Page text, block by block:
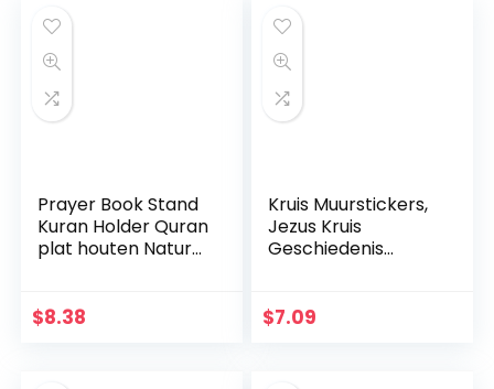
Prayer Book Stand
Kuran Holder Quran
plat houten Natural
Supplies
$8.38
Kruis Muurstickers,
Jezus Kruis
Geschiedenis
Kruis Muursticker,
$7.09